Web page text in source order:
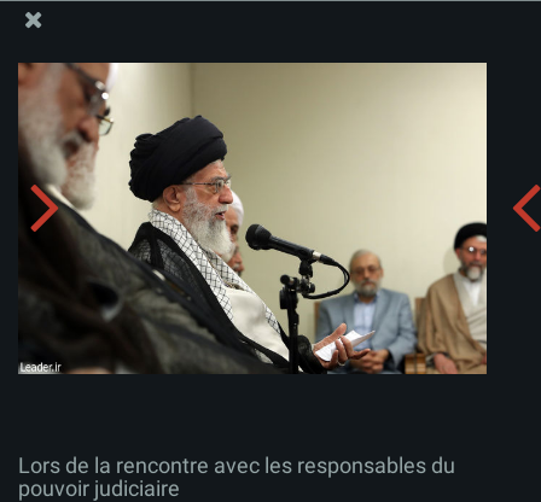
Lors de la rencontre avec les responsables du pouvoir
judiciaire
Télécharger l'album:
Lors de la rencontre avec les responsables du
pouvoir judiciaire